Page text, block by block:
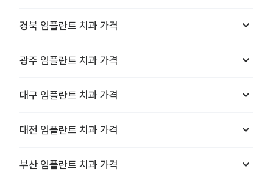
경북 임플란트 치과 가격 keyboard_arrow_down
광주 임플란트 치과 가격 keyboard_arrow_down
대구 임플란트 치과 가격 keyboard_arrow_down
대전 임플란트 치과 가격 keyboard_arrow_down
부산 임플란트 치과 가격 keyboard_arrow_down